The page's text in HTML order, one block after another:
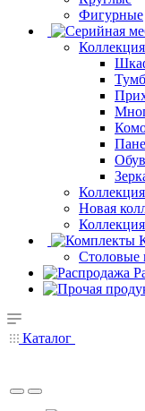
Фигурные
Новая
Столовые
Каталог